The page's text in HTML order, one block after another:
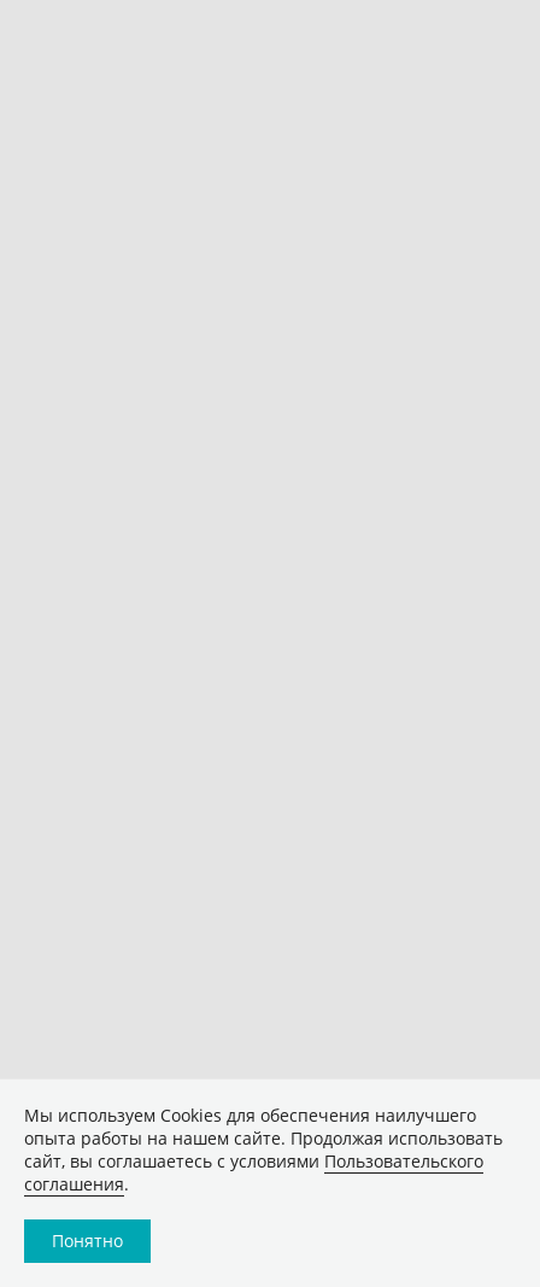
Мы используем Сookies для обеспечения наилучшего
опыта работы на нашем сайте. Продолжая использовать
сайт, вы соглашаетесь с условиями Пользовательского
соглашения.
Понятно